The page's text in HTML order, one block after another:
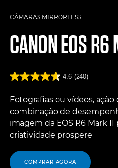
CÂMARAS MIRRORLESS
CANONEOS R6
4.6 (240)
Fotografias ou vídeos, ação
combinação de
imagem da EOS R6 Mark
criatividade prospere
COMPRAR AGORA